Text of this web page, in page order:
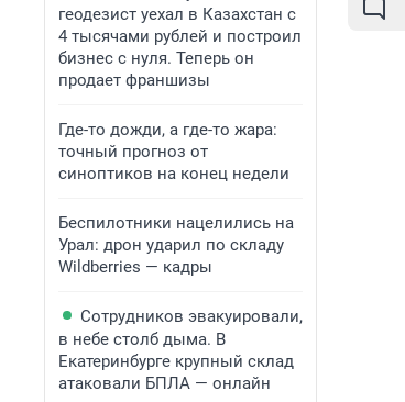
геодезист уехал в Казахстан с
4 тысячами рублей и построил
бизнес с нуля. Теперь он
продает франшизы
Где-то дожди, а где-то жара:
точный прогноз от
синоптиков на конец недели
Беспилотники нацелились на
Урал: дрон ударил по складу
Wildberries — кадры
Сотрудников эвакуировали,
в небе столб дыма. В
Екатеринбурге крупный склад
атаковали БПЛА — онлайн